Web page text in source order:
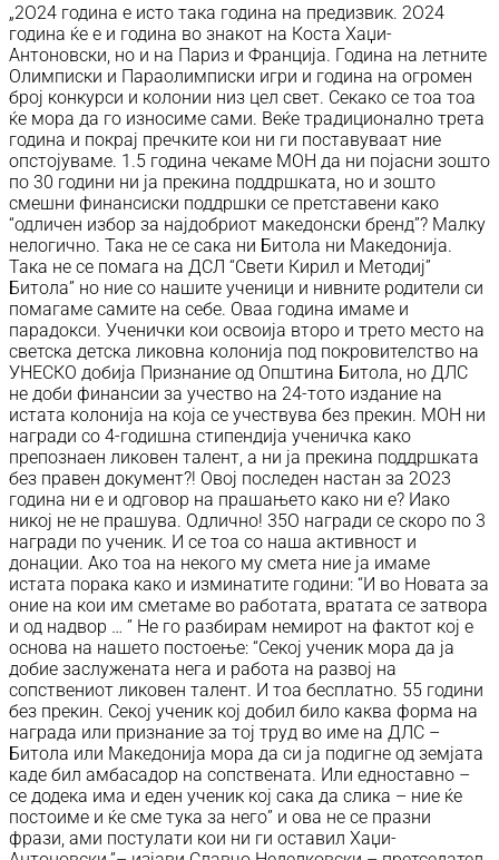
„2О24 година е исто така година на предизвик. 2О24
година ќе е и година во знакот на Коста Хаџи-
Антоновски, но и на Париз и Франција. Година на летните
Олимписки и Параолимписки игри и година на огромен
број конкурси и колонии низ цел свет. Секако се тоа тоа
ќе мора да го износиме сами. Веќе традиционално трета
година и покрај пречките кои ни ги поставуваат ние
опстојуваме. 1.5 година чекаме МОН да ни појасни зошто
по 30 години ни ја прекина поддршката, но и зошто
смешни финансиски поддршки се претставени како
“одличен избор за најдобриот македонски бренд”? Малку
нелогично. Така не се сака ни Битола ни Македонија.
Така не се помага на ДСЛ “Свети Кирил и Методиј”
Битола” но ние со нашите ученици и нивните родители си
помагаме самите на себе. Оваа година имаме и
парадокси. Ученички кои освоија второ и трето место на
светска детска ликовна колонија под покровителство на
УНЕСКО добија Признание од Општина Битола, но ДЛС
не доби финансии за учество на 24-тото издание на
истата колонија на која се учествува без прекин. МОН ни
награди со 4-годишна стипендија ученичка како
препознаен ликовен талент, а ни ја прекина поддршката
без правен документ?! Овој последен настан за 2О23
година ни е и одговор на прашањето како ни е? Иако
никој не не прашува. Одлично! 35О награди се скоро по 3
награди по ученик. И се тоа со наша активност и
донации. Ако тоа на некого му смета ние ја имаме
истата порака како и изминатите години: “И во Новата за
оние на кои им сметаме во работата, вратата се затвора
и од надвор … ” Не го разбирам немирот на фактот кој е
основа на нашето постоење: “Секој ученик мора да ја
добие заслужената нега и работа на развој на
сопствениот ликовен талент. И тоа бесплатно. 55 години
без прекин. Секој ученик кој добил било каква форма на
награда или признание за тој труд во име на ДЛС –
Битола или Македонија мора да си ја подигне од земјата
каде бил амбасадор на сопствената. Или едноставно –
се додека има и еден ученик кој сака да слика – ние ќе
постоиме и ќе сме тука за него” и ова не се празни
фрази, ами постулати кои ни ги оставил Хаџи-